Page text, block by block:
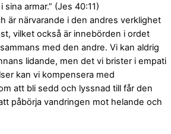
armar.” (Jes 40:11)
är närvarande i den andres verklighet
vilket också är innebörden i ordet
med den andre. Vi kan aldrig
lidande, men det vi brister i empati
kan vi kompensera med
att bli sedd och lyssnad till får den
påbörja vandringen mot helande och